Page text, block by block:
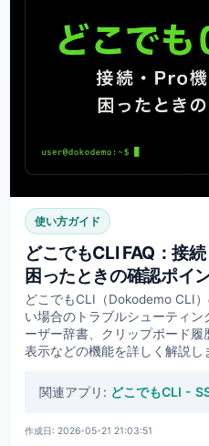
使い方ガイド
どこでもCLI FAQ：接
困ったときの確認ポイ
どこでもCLI（Dokodemo CLI
い場合のトラブルシューティ
ーザー辞書、クリップボード
表示などの機能を詳しく解説し
関連アプリ: どこでもCLI -
作成日: 2026-05-21 21:03:51